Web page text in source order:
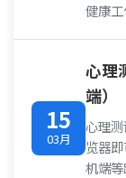
健康
15
03月
心理
端）
心理
览器
机端